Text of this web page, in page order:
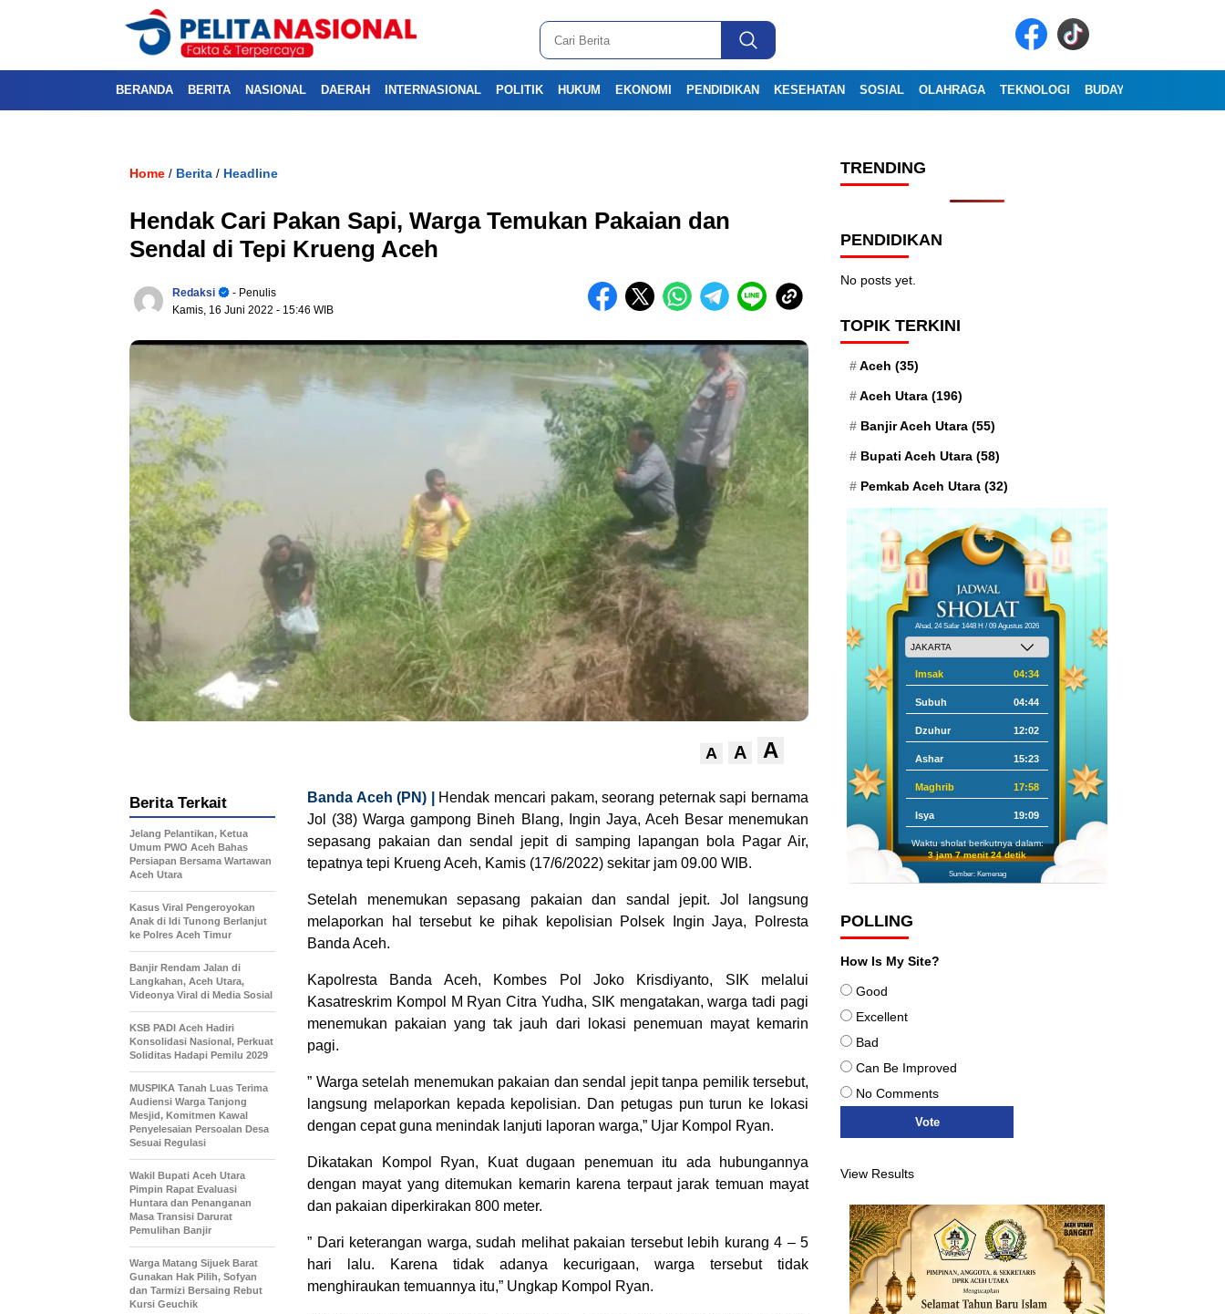
BERANDA BERITA NASIONAL DAERAH INTERNASIONAL POLITIK HUKUM EKONOMI PENDIDIKAN KESEHATAN SOSIAL OLAHRAGA TEKNOLOGI BUDAYA
Home / Berita / Headline
Hendak Cari Pakan Sapi, Warga Temukan Pakaian dan
Sendal di Tepi Krueng Aceh
Redaksi
- Penulis
Kamis, 16 Juni 2022 - 15:46 WIB
A A A
Banda Aceh (PN) |
Hendak mencari pakam, seorang peternak sapi bernama
Jol (38) Warga gampong Bineh Blang, Ingin Jaya, Aceh Besar menemukan
sepasang pakaian dan sendal jepit di samping lapangan bola Pagar Air,
tepatnya tepi Krueng Aceh, Kamis (17/6/2022) sekitar jam 09.00 WIB.
Setelah menemukan sepasang pakaian dan sandal jepit. Jol langsung
melaporkan hal tersebut ke pihak kepolisian Polsek Ingin Jaya, Polresta
Banda Aceh.
Kapolresta Banda Aceh, Kombes Pol Joko Krisdiyanto, SIK melalui
Kasatreskrim Kompol M Ryan Citra Yudha, SIK mengatakan, warga tadi pagi
menemukan pakaian yang tak jauh dari lokasi penemuan mayat kemarin
pagi.
” Warga setelah menemukan pakaian dan sendal jepit tanpa pemilik tersebut,
langsung melaporkan kepada kepolisian. Dan petugas pun turun ke lokasi
dengan cepat guna menindak lanjuti laporan warga,” Ujar Kompol Ryan.
Dikatakan Kompol Ryan, Kuat dugaan penemuan itu ada hubungannya
dengan mayat yang ditemukan kemarin karena terpaut jarak temuan mayat
dan pakaian diperkirakan 800 meter.
” Dari keterangan warga, sudah melihat pakaian tersebut lebih kurang 4 – 5
hari lalu. Karena tidak adanya kecurigaan, warga tersebut tidak
menghiraukan temuannya itu,” Ungkap Kompol Ryan.
Berita Terkait
Jelang Pelantikan, Ketua
Umum PWO Aceh Bahas
Persiapan Bersama Wartawan
Aceh Utara
Kasus Viral Pengeroyokan
Anak di Idi Tunong Berlanjut
ke Polres Aceh Timur
Banjir Rendam Jalan di
Langkahan, Aceh Utara,
Videonya Viral di Media Sosial
KSB PADI Aceh Hadiri
Konsolidasi Nasional, Perkuat
Soliditas Hadapi Pemilu 2029
MUSPIKA Tanah Luas Terima
Audiensi Warga Tanjong
Mesjid, Komitmen Kawal
Penyelesaian Persoalan Desa
Sesuai Regulasi
Wakil Bupati Aceh Utara
Pimpin Rapat Evaluasi
Huntara dan Penanganan
Masa Transisi Darurat
Pemulihan Banjir
Warga Matang Sijuek Barat
Gunakan Hak Pilih, Sofyan
dan Tarmizi Bersaing Rebut
Kursi Geuchik
TRENDING
PENDIDIKAN
No posts yet.
TOPIK TERKINI
Aceh (35)
Aceh Utara (196)
Banjir Aceh Utara (55)
Bupati Aceh Utara (58)
Pemkab Aceh Utara (32)
Ahad, 24 Safar 1448 H / 09 Agustus 2026
Imsak 04:34
Subuh 04:44
Dzuhur 12:02
Ashar 15:23
Maghrib 17:58
Isya 19:09
Waktu sholat berikutnya dalam:
3 jam 7 menit 23 detik
Sumber: Kemenag
POLLING
How Is My Site?
Good
Excellent
Bad
Can Be Improved
No Comments
View Results